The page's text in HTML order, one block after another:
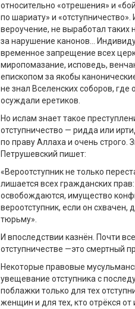
относительно «отрешения» и
по шариату» и
вероучение, не выработал таких
за нарушение канонов…
временное запрещение всех
миропомазание, исповедь,
епископом за якобы
не знал Вселенских соборов,
осуждали еретиков.
Но ислам знает такое
отступничество — ридда или
по праву Аллаха и очень строго.
Петрушевский пишет:
«Вероотступник не только
лишается всех гражданских
освобождаются, имущество
вероотступник, если он
тюрьму».
И впоследствии казнён. Почти
отступничестве —это смертный
Некоторые правовые
увещевание отступника с
поблажки только для тех
женщин и для тех, кто отрёкся